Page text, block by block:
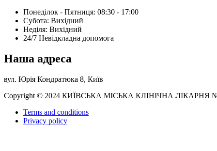
Понеділок - Пятниця: 08:30 - 17:00
Субота: Вихідний
Нeділя: Вихідний
24/7 Невідкладна допомога
Наша адреса
вул. Юрія Кондратюка 8, Київ
Copyright © 2024 КИЇВСЬКА МІСЬКА КЛІНІЧНА ЛІКАРНЯ
Terms and conditions
Privacy policy